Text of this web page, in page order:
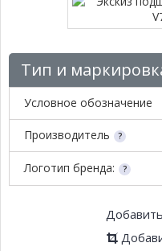
Тип и
Условное обозначение
Производитель
Логотип бренда: